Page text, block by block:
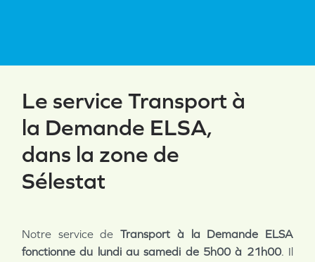
Le service Transport à
la Demande ELSA,
dans la zone de
Sélestat
Notre service deTransport à la Demande ELSA
fonctionne du lundi au samedi de 5h00 à 21h00. Il